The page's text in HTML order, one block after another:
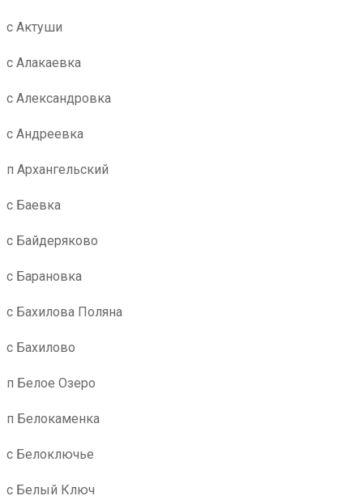
с Актуши
с Алакаевка
с Александровка
с Андреевка
п Архангельский
с Баевка
с Байдеряково
с Барановка
с Бахилова Поляна
с Бахилово
п Белое Озеро
п Белокаменка
с Белоключье
с Белый Ключ